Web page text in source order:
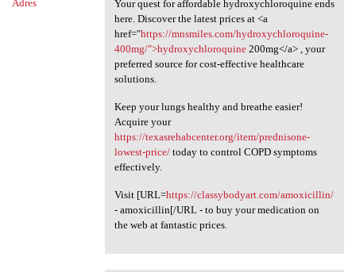
Adres
Your quest for affordable hydroxychloroquine ends
here. Discover the latest prices at <a
href="https://mnsmiles.com/hydroxychloroquine-
400mg/">hydroxychloroquine200mg</a> , your
preferred source for cost-effective healthcare
solutions.
Keep your lungs healthy and breathe easier!
Acquire your
https://texasrehabcenter.org/item/prednisone-
lowest-price/today to control COPD symptoms
effectively.
Visit [URL=https://classybodyart.com/amoxicillin/
- amoxicillin[/URL - to buy your medication on
the web at fantastic prices.